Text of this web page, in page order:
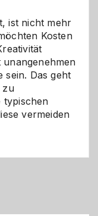
ist nicht mehr
Kosten
sein. Das geht
zu
typischen
vermeiden